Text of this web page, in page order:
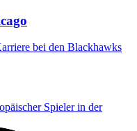
bei den Blackhawks